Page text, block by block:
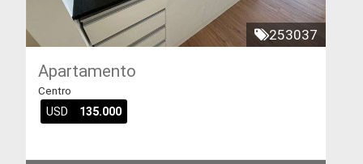
253037
Apartamento
Centro
USD 135.000